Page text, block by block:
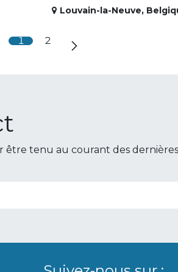
Louvain-la-Neuve,
1 2
tenu au courant des